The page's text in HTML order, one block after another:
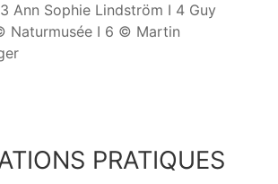
Ann Sophie Lindström I 4 Guy
Naturmusée I 6 © Martin
PRATIQUES